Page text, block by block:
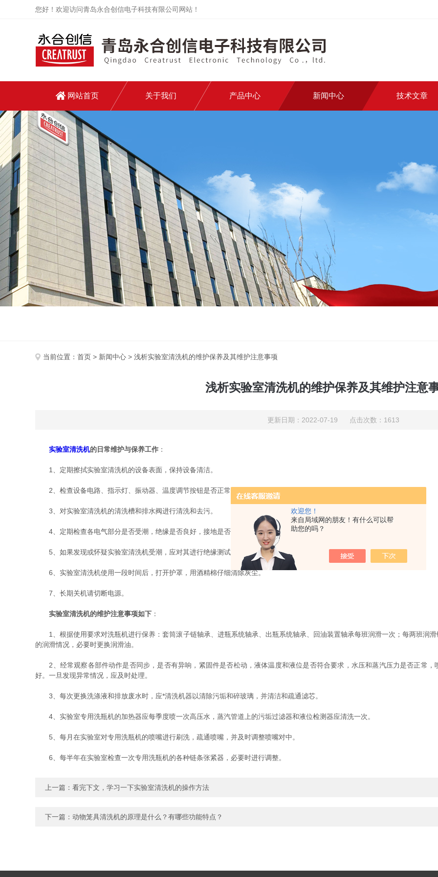
欢迎您！
来自局域网的朋友！有什么可以帮
助您的吗？
您好！欢迎访问青岛永合创信电子科技有限公司网站！
网站首页 关于我们 产品中心 新闻中心 技术文章
当前位置： 首页 > 新闻中心 > 浅析实验室清洗机的维护保养及其维护注意事项
浅析实验室清洗机的维护保养及其维护注意
更新日期：2022-07-19 点击次数：1613
实验室清洗机的日常维护与保养工作 ：
1、定期擦拭实验室清洗机的设备表面，保持设备清洁。
2、检查设备电路、指示灯、振动器、温度调节按钮是否正常。
3、对实验室清洗机的清洗槽和排水阀进行清洗和去污。
4、定期检查各电气部分是否受潮，绝缘是否良好，接地是否良好。
5、如果发现或怀疑实验室清洗机受潮，应对其进行绝缘测试，并采取干燥措施。只有在绝缘良好时才能启动电源按钮。
6、实验室清洗机使用一段时间后，打开护罩，用酒精棉仔细清除灰尘。
7、长期关机请切断电源。
实验室清洗机的维护注意事项如下 ：
1、根据使用要求对洗瓶机进行保养：套筒滚子链轴承、进瓶系统轴承、出瓶系统轴承、回油装置轴承每班润滑一次；每两班润
的润滑情况，必要时更换润滑油。
2、经常观察各部件动作是否同步，是否有异响，紧固件是否松动，液体温度和液位是否符合要求，水压和蒸汽压力是否正常，
好。一旦发现异常情况，应及时处理。
3、每次更换洗涤液和排放废水时，应*清洗机器以清除污垢和碎玻璃，并清洁和疏通滤芯。
4、实验室专用洗瓶机的加热器应每季度喷一次高压水，蒸汽管道上的污垢过滤器和液位检测器应清洗一次。
5、每月在实验室对专用洗瓶机的喷嘴进行刷洗，疏通喷嘴，并及时调整喷嘴对中。
6、每半年在实验室检查一次专用洗瓶机的各种链条张紧器，必要时进行调整。
上一篇： 看完下文，学习一下实验室清洗机的操作方法
下一篇： 动物笼具清洗机的原理是什么？有哪些功能特点？